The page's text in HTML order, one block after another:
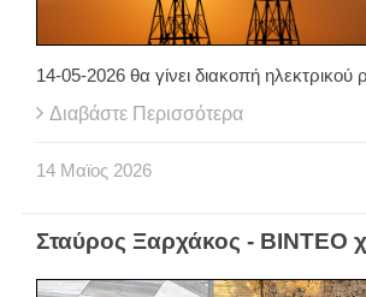
14-05-2026 θα γίνει διακοπή ηλεκτρικού
Διαβάστε Περισσότερα
14 Μαϊος 2026
Σταύρος Ξαρχάκος - ΒΙΝΤΕΟ